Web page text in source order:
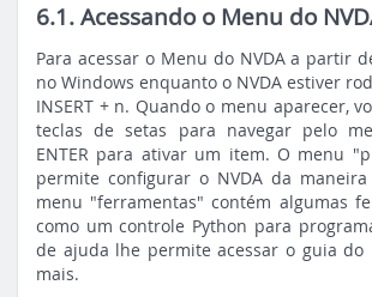
6.1. Acessando o Menu do
Para acessar o Menu do NVDA a partir
no Windows enquanto o NVDA estiver
INSERT + n. Quando o menu aparecer,
teclas de setas para navegar pelo
ENTER para ativar um item. O menu
permite configurar o NVDA da
menu "ferramentas" contém algumas
como um controle Python para
de ajuda lhe permite acessar o guia
mais.